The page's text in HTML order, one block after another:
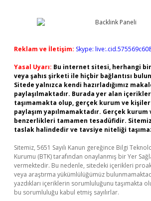
Reklam ve İletişim: Skype:
Yasal Uyarı: Bu internet sitesi, herhangi
veya şahıs şirketi ile hiçbir bağlantısı
Sitede yalnızca kendi hazırladığımız
paylaşılmaktadır. Burada yer alan
taşımamakta olup, gerçek kurum ve kişiler
paylaşım yapılmamaktadır. Gerçek
benzerlikleri tamamen tesadüfidir.
taslak halindedir ve tavsiye niteliği
Sitemiz, 5651 Sayılı Kanun gereğince Bilgi
Kurumu (BTK) tarafından onaylanmış bir Yer
vermektedir. Bu nedenle, sitedeki içerikleri
veya araştırma yükümlülüğümüz
yazdıkları içeriklerin sorumluluğunu taşımakta
bu sorumluluğu kabul etmiş sayılırlar.